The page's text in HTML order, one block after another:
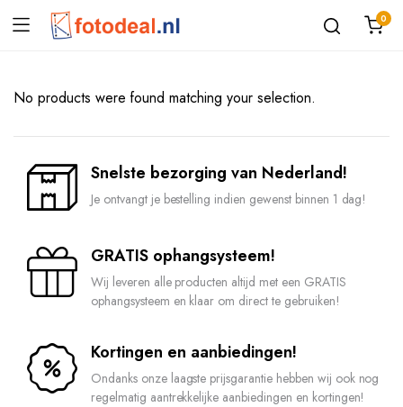
0
No products were found matching your selection.
Snelste bezorging van Nederland!
Je ontvangt je bestelling indien gewenst binnen 1 dag!
GRATIS ophangsysteem!
Wij leveren alle producten altijd met een GRATIS
ophangsysteem en klaar om direct te gebruiken!
Kortingen en aanbiedingen!
Ondanks onze laagste prijsgarantie hebben wij ook nog
regelmatig aantrekkelijke aanbiedingen en kortingen!